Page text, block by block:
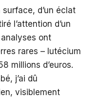
d’un éclat
l’attention d’un
ont
rares – lutécium
millions d’euros.
j’ai dû
visiblement